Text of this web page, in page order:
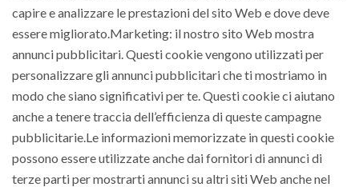
capire e analizzare le prestazioni del sito Web e dove deve
essere migliorato.Marketing: il nostro sito Web mostra
annunci pubblicitari. Questi cookie vengono utilizzati per
personalizzare gli annunci pubblicitari che ti mostriamo in
modo che siano significativi per te. Questi cookie ci aiutano
anche a tenere traccia dell’efficienza di queste campagne
pubblicitarie.Le informazioni memorizzate in questi cookie
possono essere utilizzate anche dai fornitori di annunci di
terze parti per mostrarti annunci su altri siti Web anche nel